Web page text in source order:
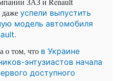
даже успели выпустить
модель автомобиля
о том, что в Украине
энтузиастов начала
доступного